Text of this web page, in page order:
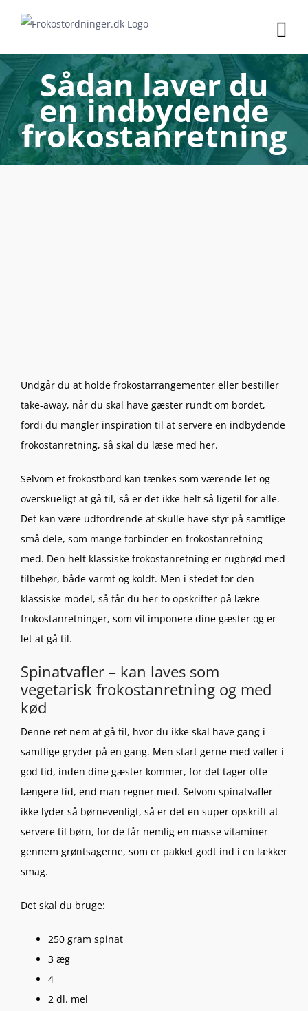
Sådan laver du
en indbydende
frokostanretning
Undgår du at holde frokostarrangementer eller bestiller
take-away, når du skal have gæster rundt om bordet,
fordi du mangler inspiration til at servere en indbydende
frokostanretning, så skal du læse med her.
Selvom et frokostbord kan tænkes som værende let og
overskueligt at gå til, så er det ikke helt så ligetil for alle.
Det kan være udfordrende at skulle have styr på samtlige
små dele, som mange forbinder en frokostanretning
med. Den helt klassiske frokostanretning er rugbrød med
tilbehør, både varmt og koldt. Men i stedet for den
klassiske model, så får du her to opskrifter på lækre
frokostanretninger, som vil imponere dine gæster og er
let at gå til.
Spinatvafler – kan laves som
vegetarisk frokostanretning og med
kød
Denne ret nem at gå til, hvor du ikke skal have gang i
samtlige gryder på en gang. Men start gerne med vafler i
god tid, inden dine gæster kommer, for det tager ofte
længere tid, end man regner med. Selvom spinatvafler
ikke lyder så børnevenligt, så er det en super opskrift at
servere til børn, for de får nemlig en masse vitaminer
gennem grøntsagerne, som er pakket godt ind i en lækker
smag.
Det skal du bruge:
250 gram spinat
3 æg
4
2 dl. mel